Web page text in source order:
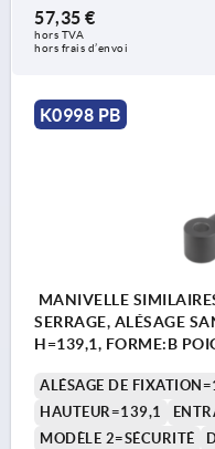
57,35 €
hors TVA
hors frais d’envoi
K0998 PB
MANIVELLE
SERRAGE, ALÉSAGE
H=139,1, FORME:B
ALÉSAGE DE
HAUTEUR=139,1
MODÈLE 2=SÉCURITÉ